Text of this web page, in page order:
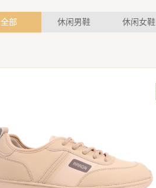
全部 休闲男鞋 休闲女鞋